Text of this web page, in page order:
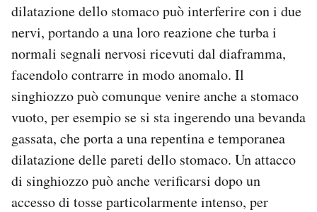
dilatazione dello stomaco può interferire con i due
nervi, portando a una loro reazione che turba i
normali segnali nervosi ricevuti dal diaframma,
facendolo contrarre in modo anomalo. Il
singhiozzo può comunque venire anche a stomaco
vuoto, per esempio se si sta ingerendo una bevanda
gassata, che porta a una repentina e temporanea
dilatazione delle pareti dello stomaco. Un attacco
di singhiozzo può anche verificarsi dopo un
accesso di tosse particolarmente intenso, per